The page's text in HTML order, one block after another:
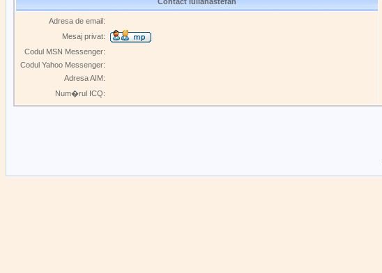
Adresa de email:
Mesaj privat:
Codul MSN Messenger:
Codul Yahoo Messenger:
Adresa AIM:
Num�rul ICQ: